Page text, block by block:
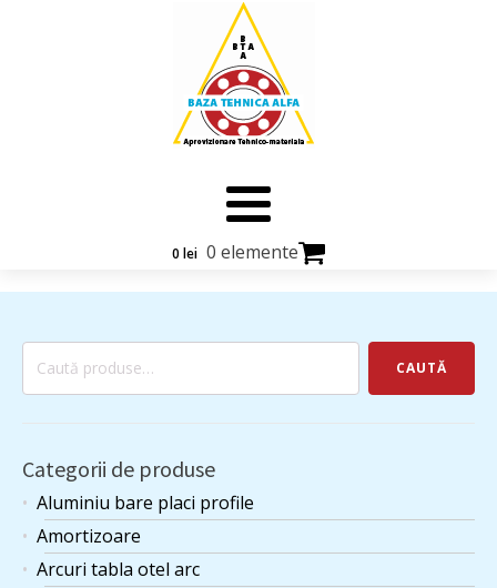
0 lei 0 elemente
Caută
CAUTĂ
Categorii de produse
Aluminiu bare placi profile
Amortizoare
Arcuri tabla otel arc